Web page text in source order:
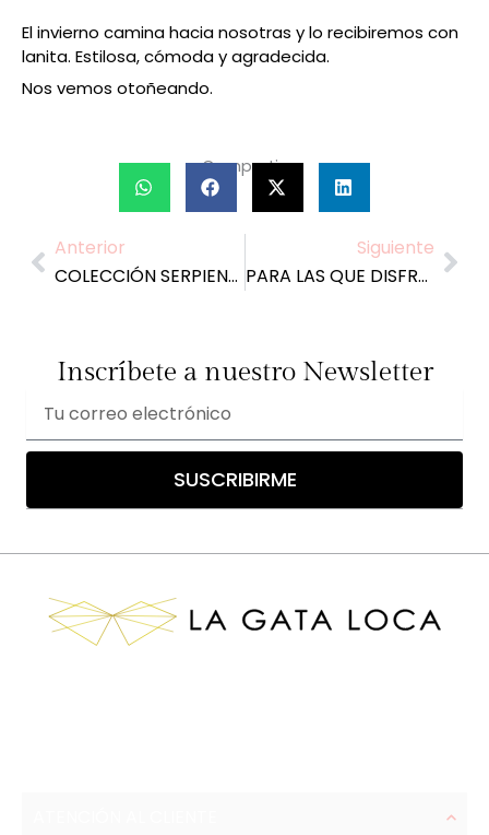
El invierno camina hacia nosotras y lo recibiremos con
lanita. Estilosa, cómoda y agradecida.
Nos vemos otoñeando.
Compartir:
Prev
Anterior
COLECCIÓN SERPIENTES: LAS MÁS SALVAJES DE NUESTRAS JOYAS
Siguiente
PARA LAS QUE DISFRUTAMOS CON UNA TARDE DE COMPRAS
Inscríbete a nuestro Newsletter
electrónico
SUSCRIBIRME